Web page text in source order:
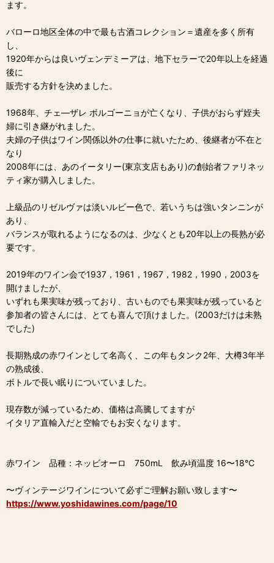
ます。
バローロ地区全体の中で最も古酒コレクション＝遺産を多く所有
し、
1920年からは良いヴェンデミーアは、地下セラーで20年以上を経過
後に
販売する方針を決めました。
1968年、チェ―ザレ ボルゴーニョが亡くなり、子供がおらず姪夫
婦に引き継がれました。
夫婦の子供はワイン関係以外の仕事に就いたため、後継者が不在と
なり
2008年には、あのイータリー(東京支店もあり)の創始者ファリネッ
ティ家が購入しました。
上級品のリゼルヴァは淡いルビー色で、若いうちは強いタンニンが
あり、
バランスが取れるようになるのは、少なくとも20年以上の長熟が必
要です。
2019年のワイン会で1937，1961，1967，1982，1990，2003を
開けましたが、
いずれも果実味が残っており、古いものでも果実味が残っていると
参加者の皆さんには、とても喜んで頂けました。(2003だけは未熟
でした)
長期熟成の赤ワインとして名高く、この年もタンク2年、大樽3年半
の熟成後、
ボトルで長い眠りについていました。
現存数が減っているため、価格は高騰してますが
イタリア直輸入だと空輸でもお安くなります。
赤ワイン 品種：ネッビオーロ 750mL 飲み頃温度 16〜18℃
〜ヴィンテージワインについて必ずご理解お願い致します〜
https://www.yoshidawines.com/page/10